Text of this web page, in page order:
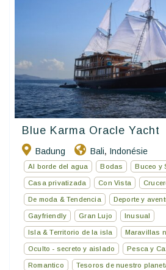
Blue Karma Oracle Yacht
Badung Bali, Indonésie
Al borde del agua Bodas Buceo y
Casa privatizada Con Vista
De moda & Tendencia Deporte y
Gayfriendly Gran Lujo Inusual
Isla & Territorio de la isla Maravillas
Oculto - secreto y aislado Pesca y
Romantico Tesoros de nuestro